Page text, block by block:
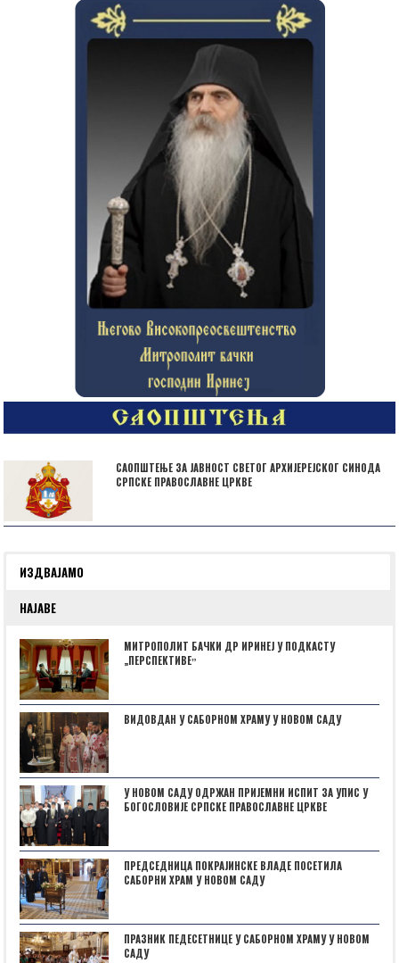
САОПШТЕЊЕ ЗА ЈАВНОСТ СВЕТОГ АРХИЈЕРЕЈСКОГ СИНОДА
СРПСКЕ ПРАВОСЛАВНЕ ЦРКВЕ
ИЗДВАЈАМО
НАЈАВЕ
МИТРОПОЛИТ БАЧКИ ДР ИРИНЕЈ У ПОДКАСТУ
„ПЕРСПЕКТИВЕˮ
ВИДОВДАН У САБОРНОМ ХРАМУ У НОВОМ САДУ
У НОВОМ САДУ ОДРЖАН ПРИЈЕМНИ ИСПИТ ЗА УПИС У
БОГОСЛОВИЈЕ СРПСКЕ ПРАВОСЛАВНЕ ЦРКВЕ
ПРЕДСЕДНИЦА ПОКРАЈИНСКЕ ВЛАДЕ ПОСЕТИЛА
САБОРНИ ХРАМ У НОВОМ САДУ
ПРАЗНИК ПЕДЕСЕТНИЦЕ У САБОРНОМ ХРАМУ У НОВОМ
САДУ